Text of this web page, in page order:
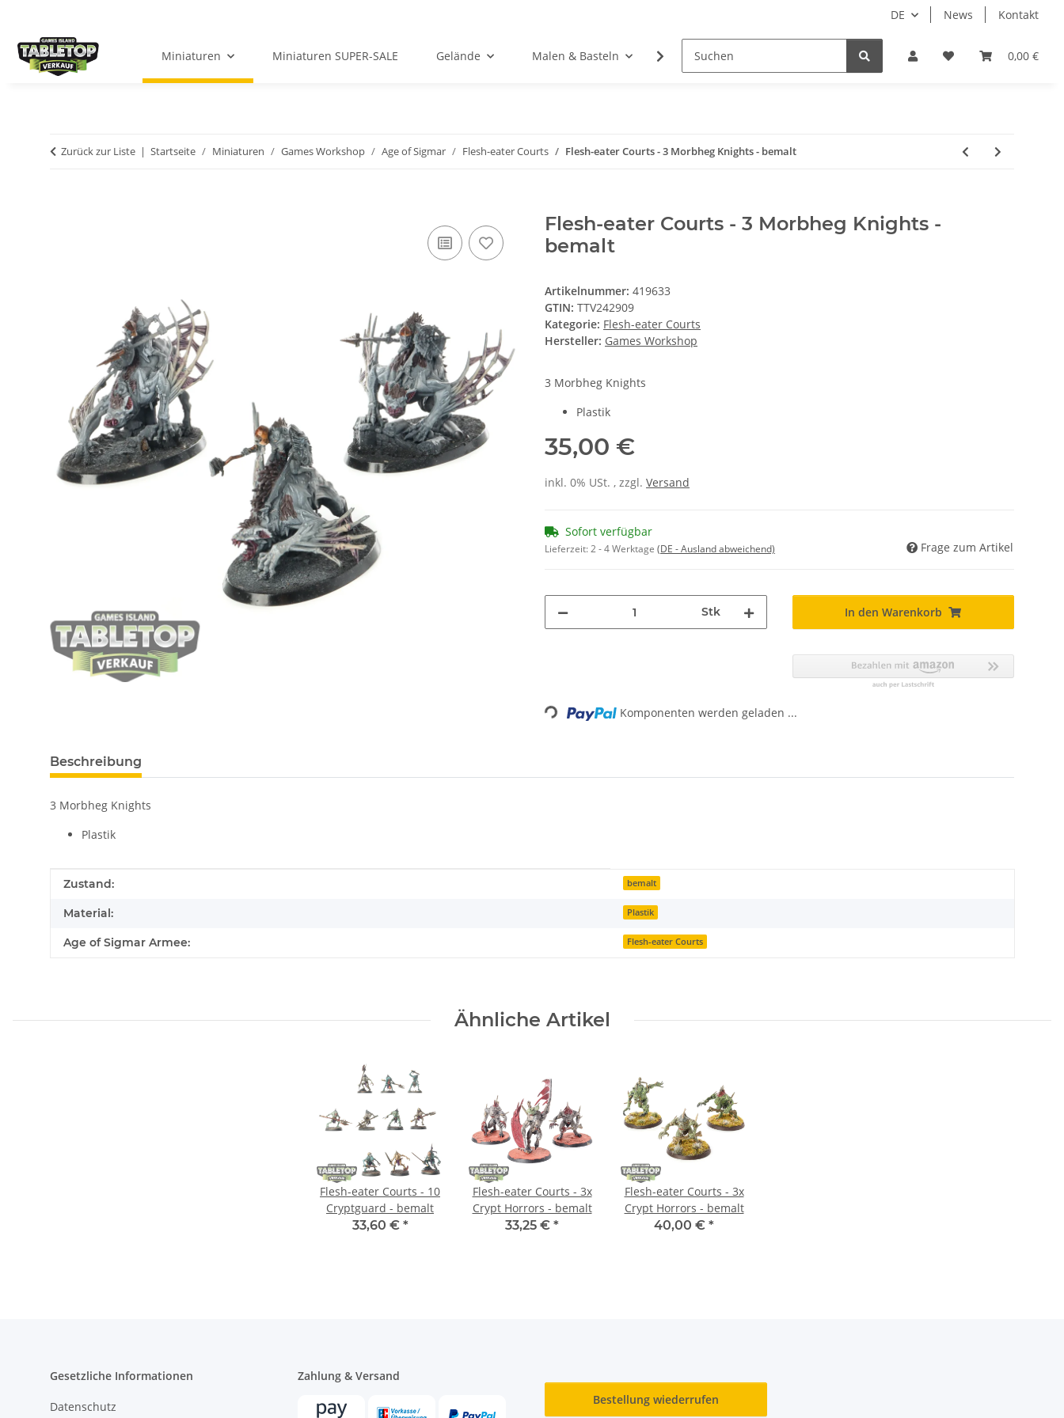
DE News Kontakt
0,00 €
Miniaturen Miniaturen SUPER-SALE Gelände Malen & Basteln Rollenspiele Tabletop Zubehör Hersteller
Zurück zur Liste Startseite Miniaturen Games Workshop Age of Sigmar Flesh-eater Courts Flesh-eater Courts - 3 Morbheg Knights - bemalt
Flesh-eater Courts - 3 Morbheg Knights -
bemalt
Artikelnummer: 419633
GTIN: TTV242909
Kategorie: Flesh-eater Courts
Hersteller: Games Workshop
3 Morbheg Knights
Plastik
35,00 €
inkl. 0% USt. , zzgl. Versand
Sofort verfügbar
Lieferzeit:2 - 4 Werktage (DE - Ausland abweichend) Frage zum Artikel
Stk In den Warenkorb
Loading... Komponenten werden geladen ...
Beschreibung
3 Morbheg Knights
Plastik
Produkteigenschaft
Wert
Zustand: bemalt
Material: Plastik
Age of Sigmar Armee: Flesh-eater Courts
Ähnliche Artikel
Flesh-eater Courts - 10
Cryptguard - bemalt
33,60 € *
Flesh-eater Courts - 3x
Crypt Horrors - bemalt
33,25 € *
Flesh-eater Courts - 3x
Crypt Horrors - bemalt
40,00 € *
Gesetzliche Informationen
Datenschutz
Zahlung & Versand
Bestellung wiederrufen